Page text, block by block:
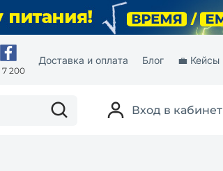
7 200
Доставка и оплата Блог 💼 Кейсы
Вход в кабинет